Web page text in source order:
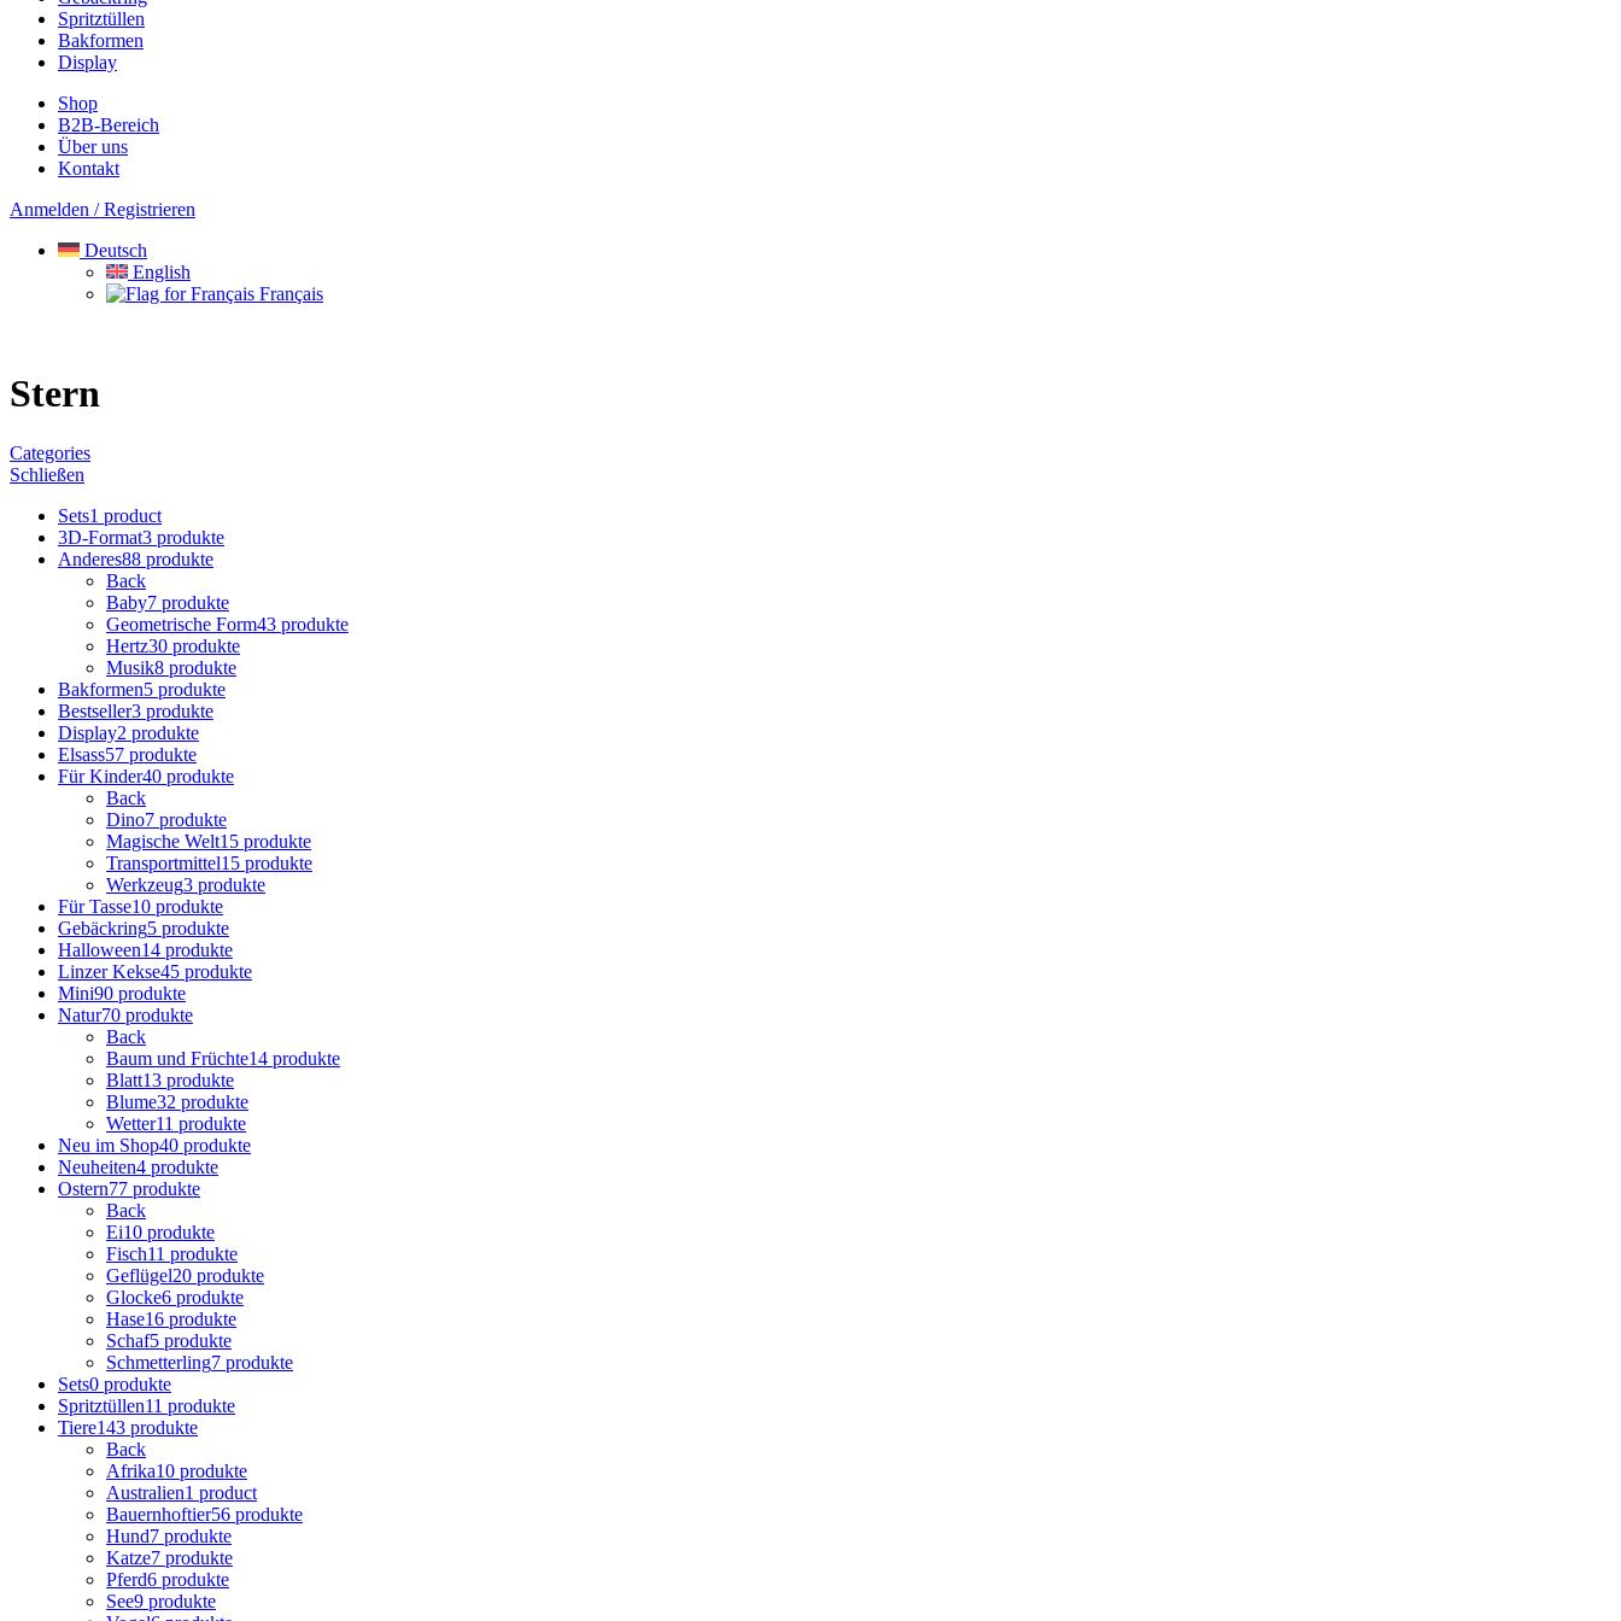
Spritztüllen
Bakformen
Display
Shop
B2B-Bereich
Über uns
Kontakt
Anmelden / Registrieren
Deutsch
English
Français
Stern
Categories
Schließen
Sets1 product
3D-Format3 produkte
Anderes88 produkte
Back
Baby7 produkte
Geometrische Form43 produkte
Hertz30 produkte
Musik8 produkte
Bakformen5 produkte
Bestseller3 produkte
Display2 produkte
Elsass57 produkte
Für Kinder40 produkte
Back
Dino7 produkte
Magische Welt15 produkte
Transportmittel15 produkte
Werkzeug3 produkte
Für Tasse10 produkte
Gebäckring5 produkte
Halloween14 produkte
Linzer Kekse45 produkte
Mini90 produkte
Natur70 produkte
Back
Baum und Früchte14 produkte
Blatt13 produkte
Blume32 produkte
Wetter11 produkte
Neu im Shop40 produkte
Neuheiten4 produkte
Ostern77 produkte
Back
Ei10 produkte
Fisch11 produkte
Geflügel20 produkte
Glocke6 produkte
Hase16 produkte
Schaf5 produkte
Schmetterling7 produkte
Sets0 produkte
Spritztüllen11 produkte
Tiere143 produkte
Back
Afrika10 produkte
Australien1 product
Bauernhoftier56 produkte
Hund7 produkte
Katze7 produkte
Pferd6 produkte
See9 produkte